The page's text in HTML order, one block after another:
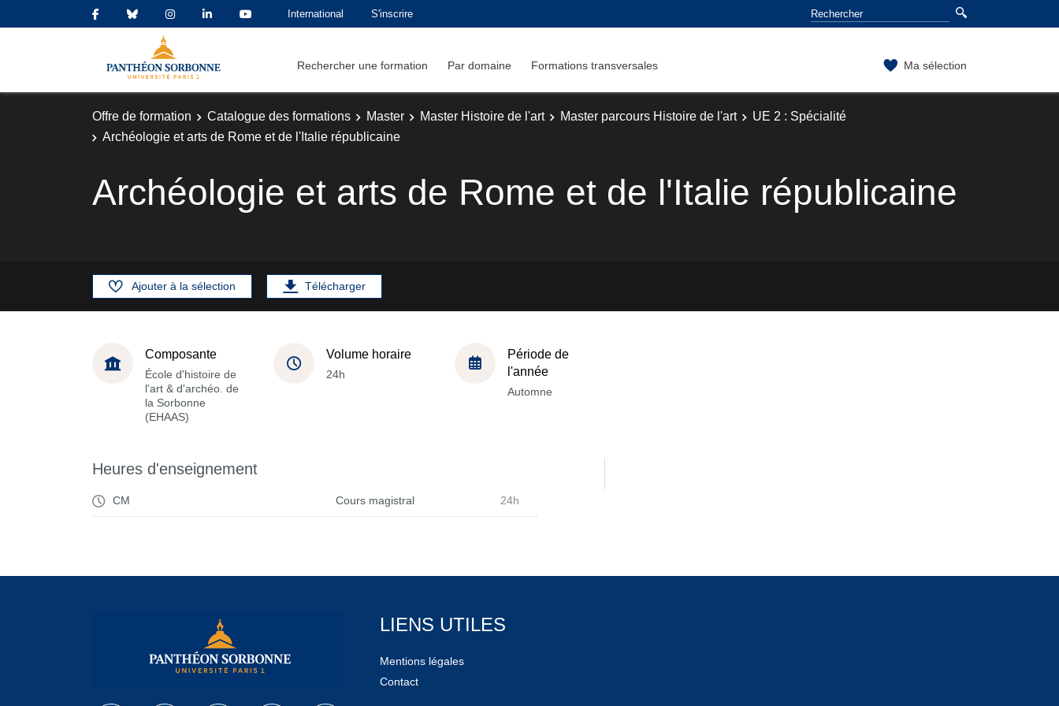
International S'inscrire
Rechercher une formation Par domaine Formations transversales Ma sélection
Offre de formation Catalogue des formations Master Master Histoire de l'art Master parcours Histoire de l'art
UE 2 : Spécialité
Archéologie et arts de Rome et de l'Italie républicaine
Archéologie et arts de Rome et de l'Italie républicaine
Ajouter à la sélection Télécharger
Composante
École d'histoire de
l'art & d'archéo. de
la Sorbonne
(EHAAS)
Volume horaire
24h
Période de
l'année
Automne
Heures d'enseignement
CM Cours magistral 24h
LIENS UTILES
Mentions légales
Contact